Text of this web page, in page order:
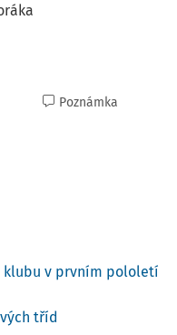
Poznámka
klubu v prvním pololetí
tříd